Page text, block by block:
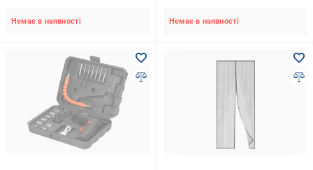
Немає в наявності Немає в наявності